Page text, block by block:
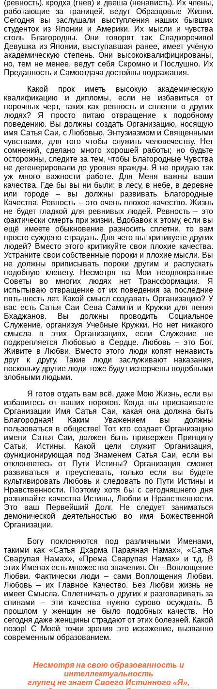
(ревность), кродха (гнев) и двеша (ненависть). Их члены,
работающие за границей, ведут Образцовые Жизни.
Сегодня вы заслушали выступления наших бывших
студенток из Японии и Америки. Их мысли и чувства
столь Благородны. Они говорят так Сладкоречиво!
Девушка из Японии, выступавшая ранее, имеет учёную
академическую степень. Они высококвалифицированы,
но, тем не менее, ведут себя Скромно и Послушно. Их
Преданность и Самоотдача достойны подражания.
Какой прок иметь высокую академическую
квалификацию и дипломы, если не избавиться от
порочных черт, таких как ревность и сплетни о других
людях? Я просто питаю отвращение к подобному
поведению. Вы должны создать Организацию, носящую
имя Сатья Саи, с Любовью, Энтузиазмом и Священными
чувствами, для того чтобы служить человечеству. Нет
сомнений, сделано много хорошей работы; но будьте
осторожны, следите за тем, чтобы Благородные Чувства
не дегенерировали до уровня вражды. Я не придаю так
уж много важности работе. Для Меня важны ваши
качества. Где бы вы ни были: в лесу, в небе, в деревне
или городе – вы должны развивать Благородные
Качества. Ревность – это очень плохое качество. Жизнь
не будет гладкой для ревнивых людей. Ревность – это
фактически смерть при жизни. Вдобавок к этому, если вы
ещё имеете обыкновение разносить сплетни, то вам
просто суждено страдать. Для чего вы критикуете других
людей? Вместо этого критикуйте свои плохие качества.
Устраните свои собственные пороки и плохие мысли. Вы
не должны приписывать пороки другим и распускать
подобную клевету. Несмотря на Мои неоднократные
Советы во многих людях нет Трансформации. Я
испытываю отвращение от их поведения за последние
пять-шесть лет. Какой смысл создавать Организацию? У
вас есть Сатья Саи Сева Самити и Кружки для пения
Бхаджанов. Вы должны проводить Социальное
Служение, организуя Учебные Кружки. Но нет никакого
смысла в этих Организациях, если Служение не
подкрепляется Любовью в Сердце. Любовь – это Бог.
Живите в Любви. Вместо этого люди копят ненависть
друг к другу. Такие люди заслуживают наказания,
поскольку другие люди тоже будут испорчены подобными
злобными людьми.
Я готов отдать вам всё, даже Мою Жизнь, если вы
избавитесь от ваших пороков. Когда вы присваиваете
Организации Имя Сатья Саи, какая она должна быть
Благородная! Каким Уважением вы должны
пользоваться в обществе! Тот, кто создает Организацию
имени Сатья Саи, должен быть привержен Принципу
Сатьи, Истины. Какой цели служит Организация,
функционирующая под Знаменем Сатья Саи, если вы
отклоняетесь от Пути Истины? Организация сможет
развиваться и преуспевать, только если вы будете
культивировать Любовь и следовать по Пути Истины и
Нравственности. Поэтому хотя бы с сегодняшнего дня
развивайте качества Истины, Любви и Нравственности.
Это ваш Первейший Долг. Не следует заниматься
демонической деятельностью во имя Божественной
Организации.
Богу поклоняются под различными Именами,
такими как «Сатья Дхарма Параяная Намах», «Сатья
Сварупая Намах», «Према Сварупая Намах» и т.д. В
этих Именах есть множество значения. Он – Воплощение
Любви. Фактически люди – сами Воплощения Любви.
Любовь – их Главное Качество. Без Любви жизнь не
имеет Смысла. Сплетничать о других и разговаривать за
спинами – эти качества нужно сурово осуждать. В
прошлом у женщин не было подобных качеств. Но
сегодня даже женщины страдают от этих болезней. Какой
позор! С Моей точки зрения это искажение, вызванно
современным образованием.
Несмотря на свою образованность и
интеллектуальность
глупец не знает Своего Истинного «Я»,